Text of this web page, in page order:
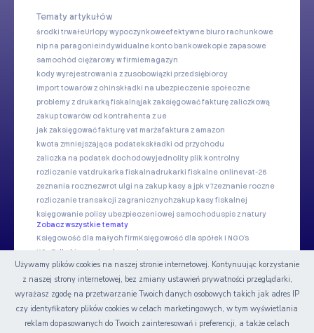
Tematy artykułów
środki trwałeUrlopy wypoczynkoweefektywne biuro rachunkowe
nip na paragonieindywidualne konto bankowekopie zapasowe
samochód ciężarowy w firmiemagazyn
kody wyrejestrowania z zusobowiązki przedsiębiorcy
import towarów z chinskładki na ubezpieczenie społeczne
problemy z drukarką fiskalnąjak zaksięgować fakturę zaliczkową
zakup towarów od kontrahenta z ue
jak zaksięgować fakturę vat marżafaktura z amazon
kwota zmniejszająca podatekskładki od przychodu
zaliczka na podatek dochodowyjednolity plik kontrolny
rozliczanie vatdrukarka fiskalnadrukarki fiskalne onlinevat-26
zeznania rocznezwrot ulgi na zakup kasy a jpk v7zeznanie roczne
rozliczanie transakcji zagranicznychzakup kasy fiskalnej
księgowanie polisy ubezpieczeniowej samochoduspis z natury
Zobacz wszystkie tematy
Księgowość dla małych firmKsięgowość dla spółek i NGO's
KSeF dla biur rachunkowych
Nasze serwisy
Certyfikat
Używamy plików cookies na naszej stronie internetowej. Kontynuując korzystanie
z naszej strony internetowej, bez zmiany ustawień prywatności przeglądarki,
wyrażasz zgodę na przetwarzanie Twoich danych osobowych takich jak adres IP
czy identyfikatory plików cookies w celach marketingowych, w tym wyświetlania
reklam dopasowanych do Twoich zainteresowań i preferencji, a także celach